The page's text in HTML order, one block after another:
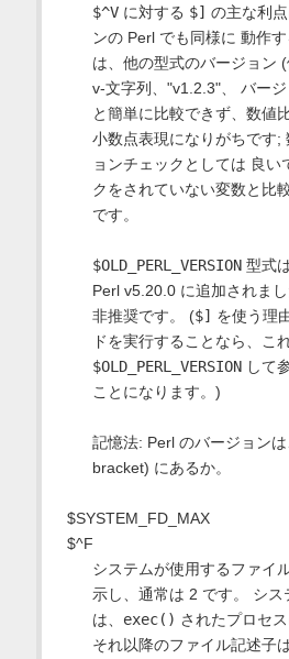
$^Vに対する $] の主な利
ンの Perl でも同様に 動作
は、他の型式のバージョン
v-文字列、"v1.2.3"、 バー
と簡単に比較できず、数値
小数点表現になりがちです;
ョンチェックとしては 良い
クをされていない変数と比
です。
$OLD_PERL_VERSION型式
Perl v5.20.0 に追加されま
非推奨です。 ($] を使う理
ドを実行することなら、こ
$OLD_PERL_VERSIONして
ことになります。)
記憶法: Perl のバージョン
bracket) にあるか。
$SYSTEM_FD_MAX
$^F
システムが使用するファイ
示し、通常は 2 です。 シス
は、 exec() されたプロセ
それ以降のファイル記述子